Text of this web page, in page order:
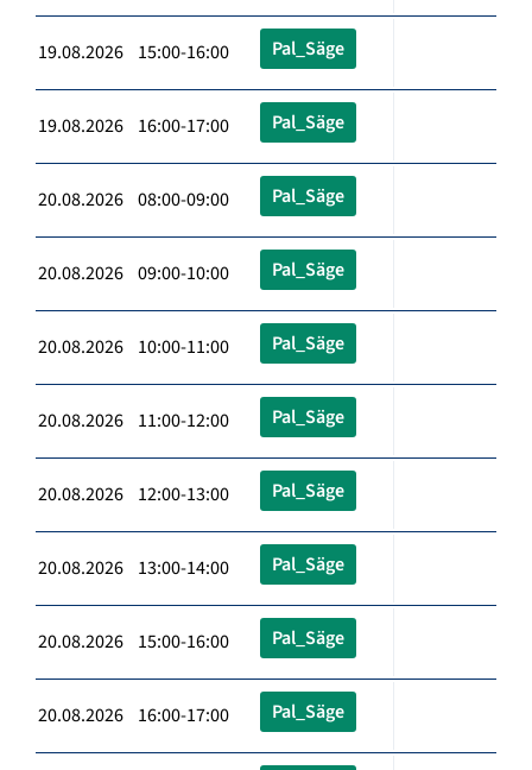
19.08.2026 15:00-16:00 Pal_Säge
19.08.2026 16:00-17:00 Pal_Säge
20.08.2026 08:00-09:00 Pal_Säge
20.08.2026 09:00-10:00 Pal_Säge
20.08.2026 10:00-11:00 Pal_Säge
20.08.2026 11:00-12:00 Pal_Säge
20.08.2026 12:00-13:00 Pal_Säge
20.08.2026 13:00-14:00 Pal_Säge
20.08.2026 15:00-16:00 Pal_Säge
20.08.2026 16:00-17:00 Pal_Säge